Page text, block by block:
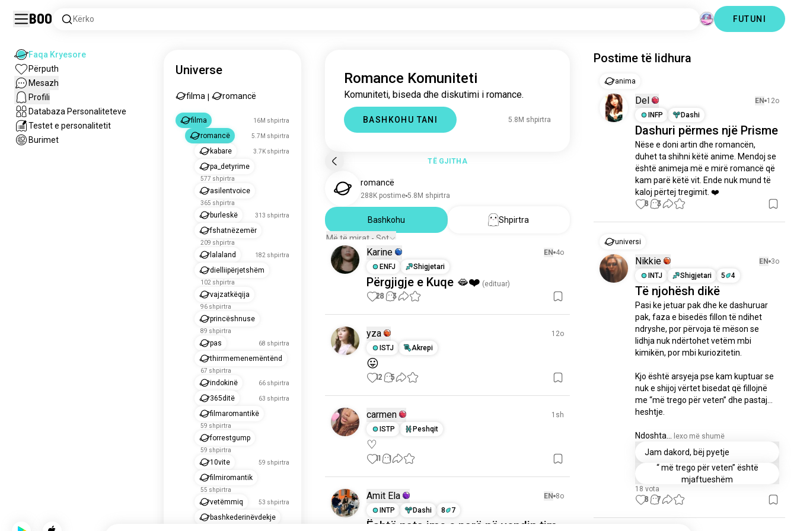
Boo Kërko FUTUNI
Faqa Kryesore
Përputh
Mesazh
Profili
Databaza Personaliteteve
Testet e personalitetit
Burimet
Universe
filma romancë
filma 16M shpirtra
romancë 5.7M shpirtra
kabare 3.7K shpirtra
pa_detyrime
577 shpirtra
asilentvoice
365 shpirtra
burleskë 313 shpirtra
fshatnëzemër
209 shpirtra
lalaland 182 shpirtra
dielliipërjetshëm
102 shpirtra
vajzatkëqija
96 shpirtra
princëshnuse
89 shpirtra
pas 68 shpirtra
thirrmemenemëntënd
67 shpirtra
indokinë 66 shpirtra
365ditë 63 shpirtra
filmaromantikë
59 shpirtra
forrestgump
59 shpirtra
10vite 59 shpirtra
filmiromantik
55 shpirtra
vetëmmiq 53 shpirtra
bashkederinëvdekje
Romance Komuniteti
Komuniteti, biseda dhe diskutimi i romance.
BASHKOHU TANI 5.8M shpirtra
TË GJITHA
romancë
288K postime 5.8M shpirtra
Bashkohu
Shpirtra
Më të mirat - Sot
Karine EN 4o
ENFJ
Shigjetari
Përgjigje e Kuqe 🫦❤️ (edituar)
28 3
yza
12o
ISTJ
Akrepi
😛
12 5
carmen
1sh
ISTP
Peshqit
♡
11 1
Amit Ela EN 8o
INTP
Dashi 8 7
Është nata ime e parë në vendin tim
Postime të lidhura
anima
Del EN 12o
INFP
Dashi
Dashuri përmes një Prisme
Nëse e doni artin dhe romancën,
duhet ta shihni këtë anime. Mendoj se
është animeja më e mirë romancë që
kam parë këtë vit. Ende nuk mund të
kaloj përtej tregimit. ❤️
8 3
universi
Nikkie EN 3o
INTJ
Shigjetari 5 4
Të njohësh dikë
Pasi ke jetuar pak dhe ke dashuruar
pak, faza e bisedës fillon të ndihet
ndryshe, por përvoja të mëson se
lidhja nuk ndërtohet vetëm mbi
kimikën, por mbi kuriozitetin.
Kjo është arsyeja pse kam kuptuar se
nuk e shijoj vërtet bisedat që fillojnë
me “më trego për veten” dhe pastaj…
heshtje.
Ndoshta... lexo më shumë
Jam dakord, bëj pyetje
“ më trego për veten” është
mjaftueshëm
18 vota
8 7